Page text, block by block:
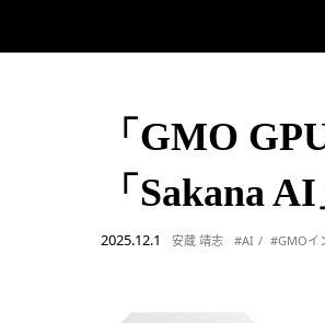
「GMO
「Sakana
2025.12.1 安蔵 靖志 #AI #GMOイ